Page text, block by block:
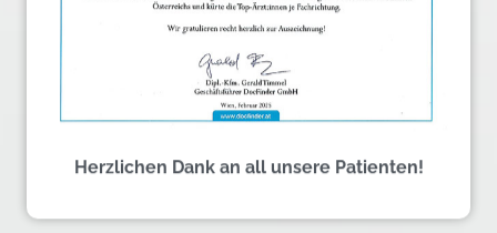
Prophylaxe
Herzlichen Dank an all unsere Patienten!